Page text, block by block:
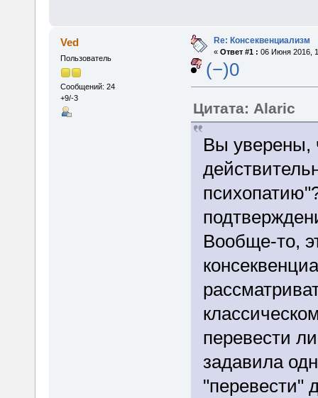
Ved
Пользователь
Сообщений: 24
+9/-3
Re: Консеквенциализм
« Ответ #1 : 06 Июня 2016,
(−)0
Цитата: Alaric
Вы уверены,
Вообще-то,
перевести
задавила
"перевести"